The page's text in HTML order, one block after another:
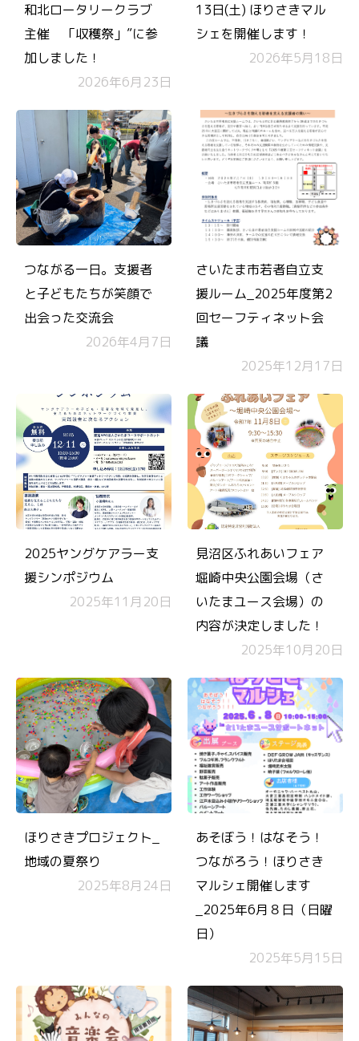
和北ロータリークラブ
主催 「収穫祭」”に参
加しました！
2026年6月23日
13日(土) ほりさきマル
シェを開催します！
2026年5月18日
つながる一日。支援者
と子どもたちが笑顔で
出会った交流会
2026年4月7日
さいたま市若者自立支
援ルーム_2025年度第2
回セーフティネット会
議
2025年12月17日
2025ヤングケアラー支
援シンポジウム
2025年11月20日
見沼区ふれあいフェア
堀崎中央公園会場（さ
いたまユース会場）の
内容が決定しました！
2025年10月20日
ほりさきプロジェクト_
地域の夏祭り
2025年8月24日
あそぼう！はなそう！
つながろう！ほりさき
マルシェ開催します
_2025年6月８日（日曜
日）
2025年5月15日